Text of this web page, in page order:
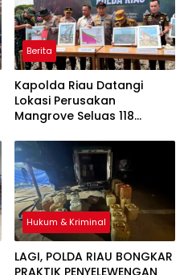
Berita
Kapolda Riau Datangi
Lokasi Perusakan
Mangrove Seluas 118
Ditangkap
Hukum & Kriminal
LAGI, POLDA RIAU BONGKAR